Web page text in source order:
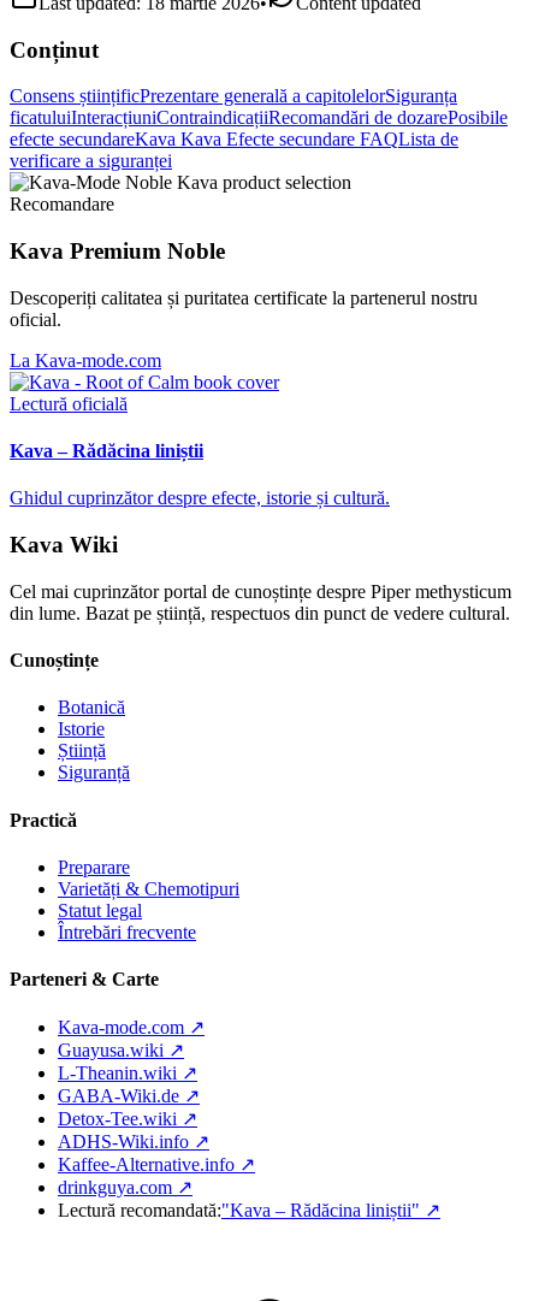
Conținut
Consens științificPrezentare generală a capitolelorSiguranța
ficatuluiInteracțiuniContraindicațiiRecomandări de dozarePosibile
efecte secundareKava Kava Efecte secundare FAQLista de
verificare a siguranței
Recomandare
Kava Premium Noble
Descoperiți calitatea și puritatea certificate la partenerul nostru
oficial.
La Kava-mode.com
Lectură oficială
Kava – Rădăcina liniștii
Ghidul cuprinzător despre efecte, istorie și cultură.
Kava Wiki
Cel mai cuprinzător portal de cunoștințe despre Piper methysticum
din lume. Bazat pe știință, respectuos din punct de vedere cultural.
Cunoștințe
Botanică
Istorie
Știință
Siguranță
Practică
Preparare
Varietăți & Chemotipuri
Statut legal
Întrebări frecvente
Parteneri & Carte
Kava-mode.com ↗
Guayusa.wiki ↗
L-Theanin.wiki ↗
GABA-Wiki.de ↗
Detox-Tee.wiki ↗
ADHS-Wiki.info ↗
Kaffee-Alternative.info ↗
drinkguya.com ↗
Lectură recomandată:"Kava – Rădăcina liniștii" ↗